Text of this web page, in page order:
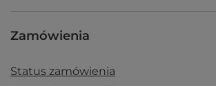
Zamówienia
Status zamówienia